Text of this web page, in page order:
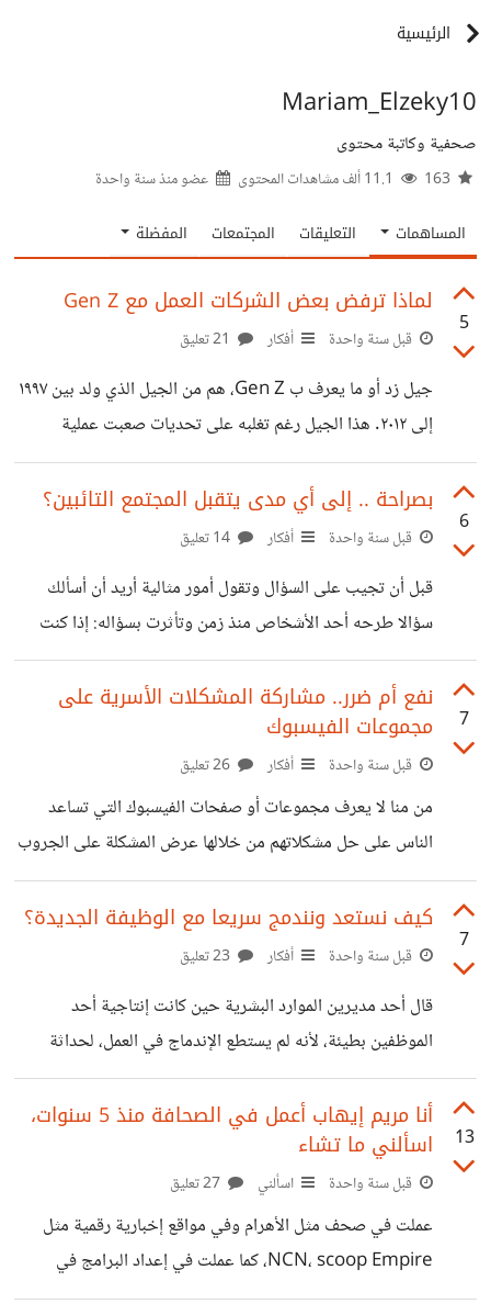
الرئيسية
Mariam_Elzeky10
صحفية وكاتبة محتوى
عضو منذسنة واحدة
المساهمات التعليقات المجتمعات المفضلة
5
لماذا ترفض بعض الشركات العمل مع Gen Z
قبل سنة واحدة أفكار
جيل زد أو ما يعرف ب Gen Z، هم من الجيل الذي ولد بين ١٩٩٧
إلى ٢٠١٢. هذا الجيل رغم تغلبه على تحديات صعبت عملية
توظيفه بعد التخرج بسبب ما واجهته المؤسسات أثناء جائحة
كورونا والأزمة الاقتصادية بعد الحرب الأوكرانية، إلا إن العديد
من الإداريين من الجيل الأقدم عبروا عن نفورهم من توظيفهم
في منشورات ودراسات اخرى عن مدى انخفاض مهارات التواصل
مقابل مهارات التكنولوجيا ومدى صعوبة إدارتهم وامتثالهم
للأوامر،
6
بصراحة .. إلى أي مدى يتقبل المجتمع التائبين؟
قبل سنة واحدة أفكار
قبل أن تجيب على السؤال وتقول أمور مثالية أريد أن أسألك
سؤالا طرحه أحد الأشخاص منذ زمن وتأثرت بسؤاله: إذا كنت
صاحب عمل وتقدم للعمل مجرم سُجن ثم تاب على فعله، هل
ستعينه في الوظيفة رغم ما يملكه من مهارات؟ إذا تقدم مدمن
خرج من المصحة وتاب عن الأدمان هل ستزوجه ابنتك؟ إن الله
غفار رحيم ويتقبل التوبة من عباده، فأي شخص معرض للوقوع
في الخطأ، ولكن إن تاب هذا الشخص وأعلن توبته سيفكر بعض
الناس ما الذي يضمن صدقه،
7
نفع أم ضرر.. مشاركة المشكلات الأسرية على
مجموعات الفيسبوك
قبل سنة واحدة أفكار
من منا لا يعرف مجموعات أو صفحات الفيسبوك التي تساعد
الناس على حل مشكلاتهم من خلالها عرض المشكلة على الجروب
أو من خلال إرسال رسالة للأدمن لمحتوى المشكلة لكي يقوم
بنشرها. تلك المجموعات أو الجروبات جعلتني أرى عقليات
وشخصيات مختلفة، أرى في إجابات الأسئلة بعض الأراء الحكيمة
العلاقات الأسرية فسدت وزادت مشكلاتها بسبب عرض المشكلة
على الجروب، وفي حين أخر هناك علاقات أصلحت بسبب أخذ
رأي حكيم. ولكن تبقى
7
كيف نستعد ونندمج سريعا مع الوظيفة الجديدة؟
قبل سنة واحدة أفكار
قال أحد مديرين الموارد البشرية حين كانت إنتاجية أحد
الموظفين بطيئة، لأنه لم يستطع الإندماج في العمل، لحداثة
تعيينه واختلاف نمط العمل عن وظيفته السابقة "إن الموظف
الجيد هو من يغير جلده سريعاً لكي يتأقلم ويندمج مع العمل"،
حين فكرت في كلامه وجدت أنه على حق لكن ليس كل
الأشخاص لديهم القدرة على التكيف والاندماج سريعا فهذا الأمر
يعتمد على العديد من قدرات ومهارات الموظف. أيضا اطلعت على
مشكلة لإحدى الموظفات طردتها المديرة لأنها لم تتأقلم في العمل
13
أنا مريم إيهاب أعمل في الصحافة منذ 5 سنوات،
اسألني ما تشاء
قبل سنة واحدة اسألني
عملت في صحف مثل الأهرام وفي مواقع إخبارية رقمية مثل
NCN، scoop Empire، كما عملت في إعداد البرامج في
قنوات مصرية مثل هي، والشمس. وأعمل حاليا صحفية حرة في